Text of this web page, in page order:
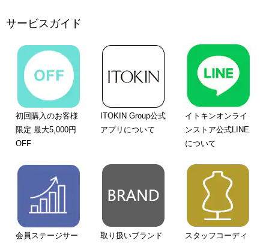
サービスガイド
初回購入のお客様
限定 最大5,000円
OFF
ITOKIN Group公式
アプリについて
イトキンオンライ
ンストア公式LINE
について
会員ステージサー
取り扱いブランド
スタッフコーディ